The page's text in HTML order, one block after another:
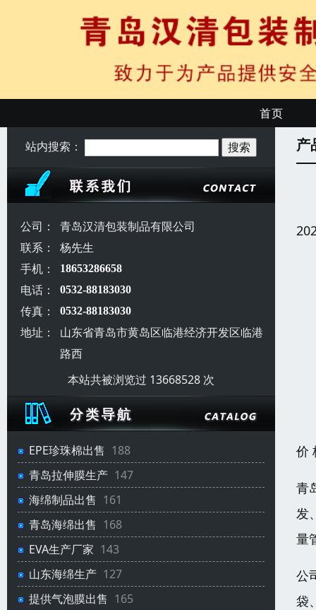
首页
站内搜索：
公司：
青岛汉清包装制品有限公司
联系：
杨先生
手机：
18653286658
电话： 0532-88183030
传真： 0532-88183030
地址：
山东省青岛市黄岛区临港经济开发区临港
路西
本站共被浏览过 13668528 次
EPE珍珠棉出售 188
青岛拉伸膜生产 147
海绵制品出售 161
青岛海绵出售 168
EVA生产厂家 143
山东海绵生产 127
提供气泡膜出售 165
产
价
青
发
量
公
袋